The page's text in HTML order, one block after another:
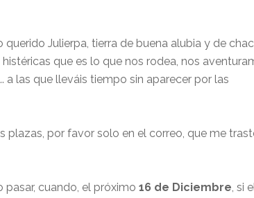
Julierpa, tierra de buena alubia y de
que es lo que nos rodea, nos
las que lleváis tiempo sin aparecer por las
plazas, por favor solo en el correo, que me
cuando, el próximo 16 de Diciembre, si